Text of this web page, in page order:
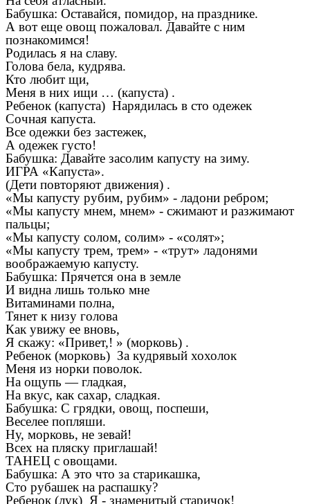
Бабушка: Оставайся, помидор, на празднике.
А вот еще овощ пожаловал. Давайте с ним
познакомимся!
Родилась я на славу.
Голова бела, кудрява.
Кто любит щи,
Меня в них ищи … (капуста) .
Ребенок (капуста) Нарядилась в сто одежек
Сочная капуста.
Все одежки без застежек,
А одежек густо!
Бабушка: Давайте засолим капусту на зиму.
ИГРА «Капуста».
(Дети повторяют движения) .
«Мы капусту рубим, рубим» - ладони ребром;
«Мы капусту мнем, мнем» - сжимают и разжимают
пальцы;
«Мы капусту солом, солим» - «солят»;
«Мы капусту трем, трем» - «трут» ладонями
воображаемую капусту.
Бабушка: Прячется она в земле
И видна лишь только мне
Витаминами полна,
Тянет к низу голова
Как увижу ее вновь,
Я скажу: «Привет,! » (морковь) .
Ребенок (морковь) За кудрявый хохолок
Меня из норки поволок.
На ощупь — гладкая,
На вкус, как сахар, сладкая.
Бабушка: С грядки, овощ, поспеши,
Веселее попляши.
Ну, морковь, не зевай!
Всех на пляску приглашай!
ТАНЕЦ с овощами.
Бабушка: А это что за старикашка,
Сто рубашек на распашку?
Ребенок (лук) Я - знаменитый старичок!